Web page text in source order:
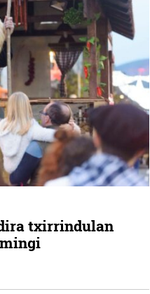
txirrindulan